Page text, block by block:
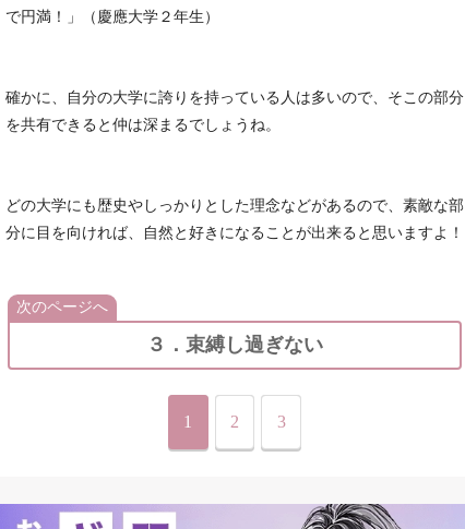
で円満！」（慶應大学２年生）
確かに、自分の大学に誇りを持っている人は多いので、そこの部分
を共有できると仲は深まるでしょうね。
どの大学にも歴史やしっかりとした理念などがあるので、素敵な部
分に目を向ければ、自然と好きになることが出来ると思いますよ！
次のページへ
３．束縛し過ぎない
1 2 3